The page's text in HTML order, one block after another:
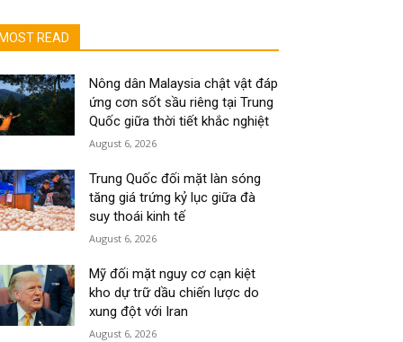
MOST READ
Nông dân Malaysia chật vật đáp
ứng cơn sốt sầu riêng tại Trung
Quốc giữa thời tiết khắc nghiệt
August 6, 2026
Trung Quốc đối mặt làn sóng
tăng giá trứng kỷ lục giữa đà
suy thoái kinh tế
August 6, 2026
Mỹ đối mặt nguy cơ cạn kiệt
kho dự trữ dầu chiến lược do
xung đột với Iran
August 6, 2026